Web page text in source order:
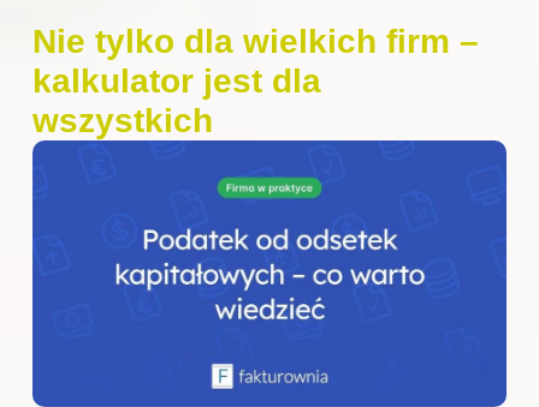
Nie tylko dla wielkich firm –
kalkulator jest dla
wszystkich